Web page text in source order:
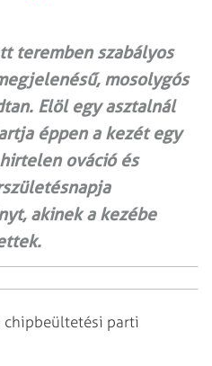
teremben szabályos
mosolygós
Elöl egy asztalnál
éppen a kezét egy
ováció és
akinek a kezébe
chipbeültetési parti